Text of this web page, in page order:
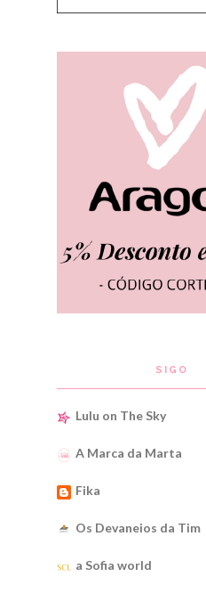
SIGO
Lulu on The Sky
A Marca da Marta
Fika
Os Devaneios da Tim
a Sofia world